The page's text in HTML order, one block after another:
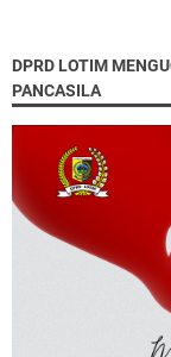
DPRD LOTIM
PANCASILA